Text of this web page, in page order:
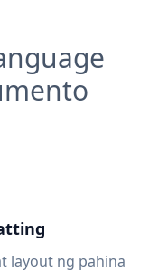
layout ng pahina